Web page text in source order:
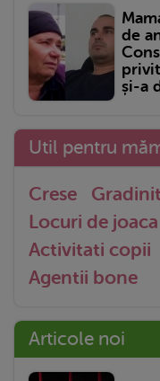
de
și-a
Util pentru
Crese
Locuri de joaca
Activitati copii
Agentii bone
Articole noi